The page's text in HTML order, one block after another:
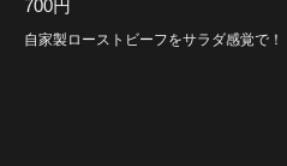
700円
自家製ローストビーフをサラダ感覚で！